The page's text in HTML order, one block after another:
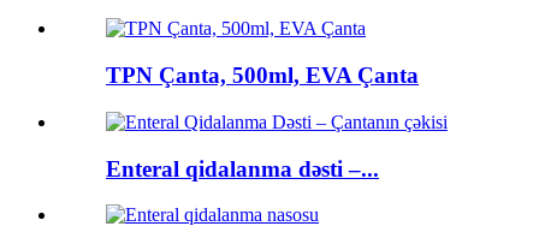
TPN Çanta, 500ml, EVA Çanta
Enteral qidalanma dəsti –...